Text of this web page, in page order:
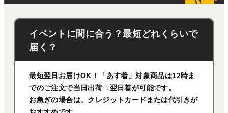
イベントに間に合う？最短どれくらいで
届く？
最短翌日お届けOK！「あす着」対象商品は12時ま
でのご注文で当日出荷→翌日着が可能です。
お急ぎの場合は、クレジットカードまたは代引きが